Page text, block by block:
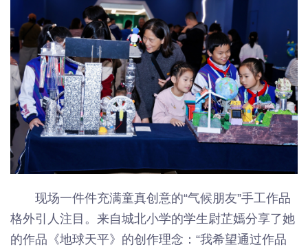
现场一件件充满童真创意的“气候朋友”手工作品
格外引人注目。来自城北小学的学生尉芷嫣分享了她
的作品《地球天平》的创作理念：“我希望通过作品